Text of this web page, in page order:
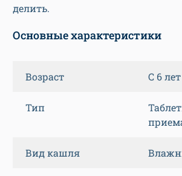
делить.
Основные характеристики
Возраст С 6 лет
Тип
Вид кашля